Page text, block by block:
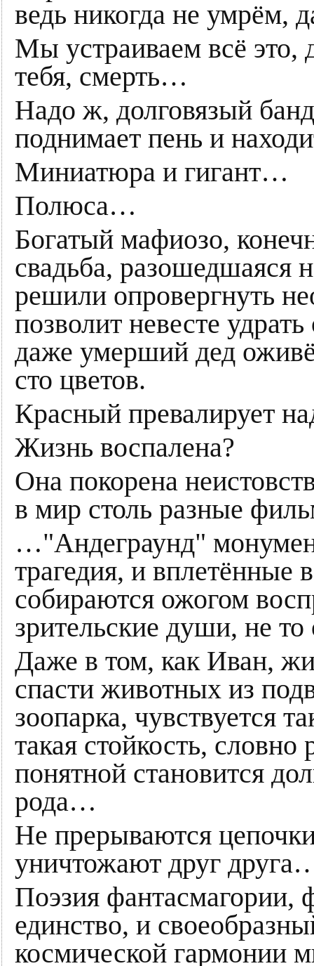
ведь никогда не умрём,
Мы устраиваем всё это,
тебя, смерть…
Надо ж, долговязый
поднимает пень и
Миниатюра и гигант…
Полюса…
Богатый мафиозо,
свадьба, разошедшаяся
решили опровергнуть
позволит невесте
даже умерший дед
сто цветов.
Красный превалирует
Жизнь воспалена?
Она покорена
в мир столь разные
…"Андеграунд"
трагедия, и вплетённые
собираются ожогом
зрительские души, не
Даже в том, как Иван,
спасти животных из
зоопарка, чувствуется
такая стойкость, словно
понятной становится
рода…
Не прерываются
уничтожают друг
Поэзия фантасмагории,
единство, и
космической гармонии